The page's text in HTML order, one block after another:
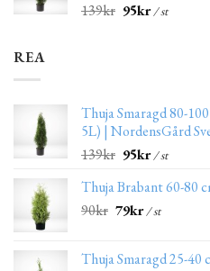
139kr 95kr/ st
REA
Thuja Smaragd 80-
5L) | NordensGård
139kr 95kr/ st
Thuja Brabant 60-80
90kr 79kr/ st
Thuja Smaragd 25-40